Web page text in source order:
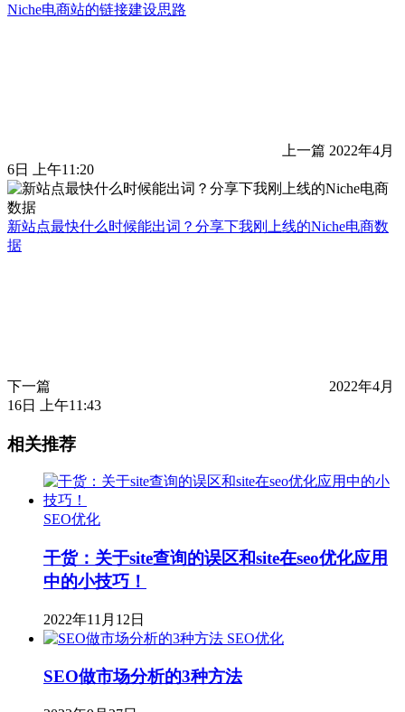
Niche电商站的链接建设思路
上一篇 2022年4月
6日 上午11:20
新站点最快什么时候能出词？分享下我刚上线的Niche电商数
据
下一篇
2022年4月
16日 上午11:43
相关推荐
SEO优化
干货：关于site查询的误区和site在seo优化应用
中的小技巧！
2022年11月12日
SEO优化
SEO做市场分析的3种方法